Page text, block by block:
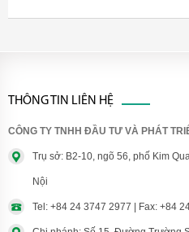
THÔNG TIN LIÊN HỆ
CÔNG TY TNHH ĐẦU TƯ VÀ PHÁT
Trụ sở: B2-10, ngõ 56, phố Kim
Nội
Tel: +84 24 3747 2977 | Fax: +84